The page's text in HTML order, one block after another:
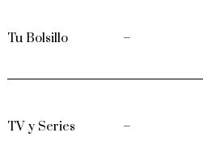
Tu Bolsillo –
TV y Series –